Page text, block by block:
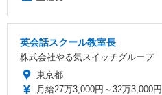
英会話スクール教室長
株式会社やる気スイッチグループ
東京都
月給27万3,000円～32万3,000円